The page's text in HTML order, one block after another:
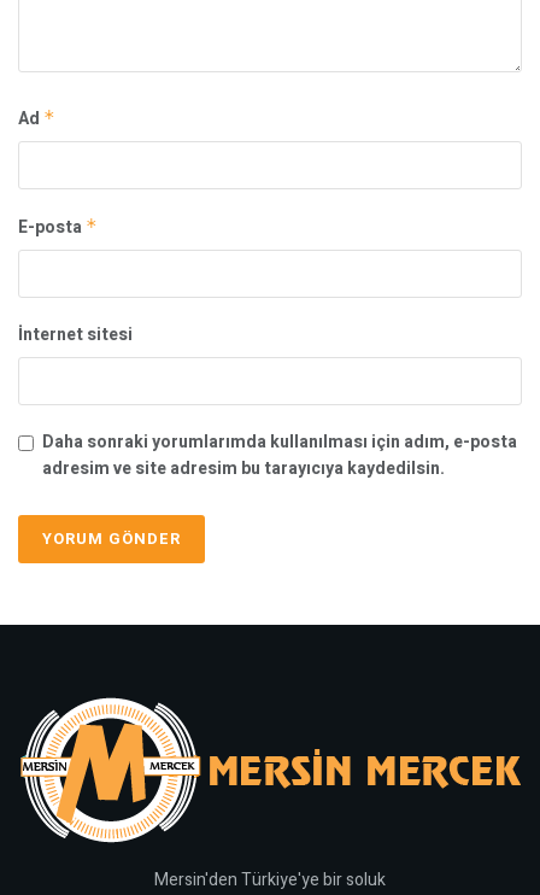
Ad *
E-posta *
İnternet sitesi
Daha sonraki yorumlarımda kullanılması için adım, e-posta
adresim ve site adresim bu tarayıcıya kaydedilsin.
Mersin'den Türkiye'ye bir soluk